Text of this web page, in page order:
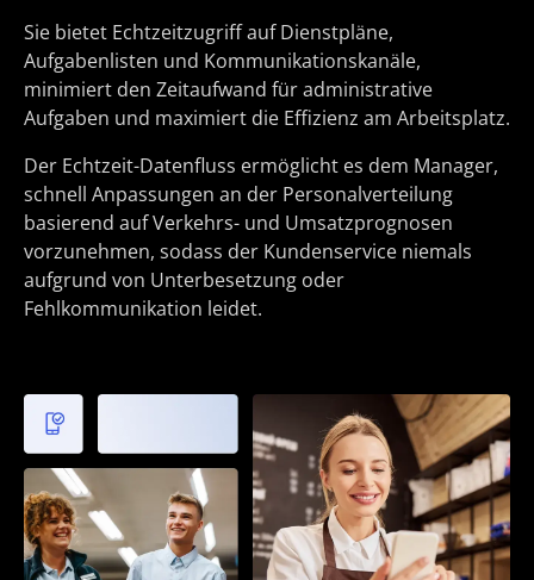
Sie bietet Echtzeitzugriff auf Dienstpläne,
Aufgabenlisten und Kommunikationskanäle,
minimiert den Zeitaufwand für administrative
Aufgaben und maximiert die Effizienz am Arbeitsplatz.
Der Echtzeit-Datenfluss ermöglicht es dem Manager,
schnell Anpassungen an der Personalverteilung
basierend auf Verkehrs- und Umsatzprognosen
vorzunehmen, sodass der Kundenservice niemals
aufgrund von Unterbesetzung oder
Fehlkommunikation leidet.